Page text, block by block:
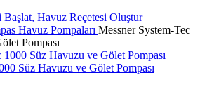
Havuz Reçetesi Oluştur
Havuz Pompaları Messner System-Tec
Pompası
Süz Havuzu ve Gölet Pompası